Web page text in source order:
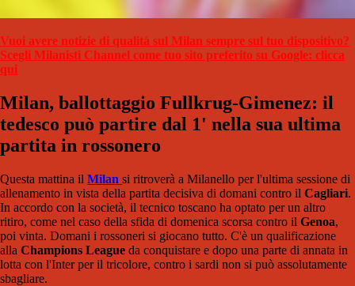
Vuoi avere notizie di qualità sul Milan sempre sul tuo dispositivo?
Scegli Milanisti Channel come tuo sito preferito su Google: clicca
qui
Milan, ballottaggio Fullkrug-Gimenez: il
tedesco può partire dal 1' nella sua ultima
partita in rossonero
Questa mattina il Milan si ritroverà a Milanello per l'ultima sessione di
allenamento in vista della partita decisiva di domani contro il Cagliari.
In accordo con la società, il tecnico toscano ha optato per un altro
ritiro, come nel caso della sfida di domenica scorsa contro il Genoa,
poi vinta. Domani i rossoneri si giocano tutto. C'è un qualificazione
alla Champions League da conquistare e dopo una parte di annata in
lotta con l'Inter per il tricolore, contro i sardi non si può assolutamente
sbagliare.